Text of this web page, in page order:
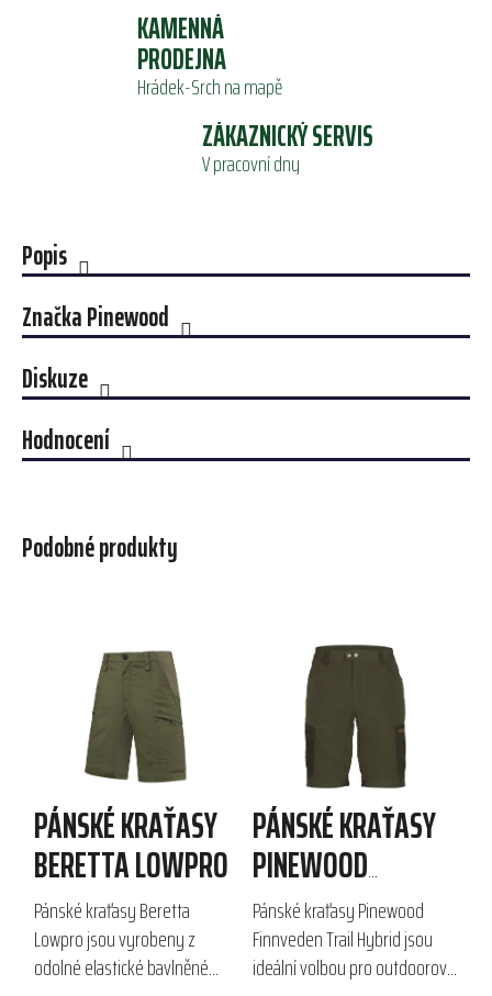
KAMENNÁ
PRODEJNA
Hrádek-Srch na mapě
ZÁKAZNICKÝ SERVIS
V pracovní dny
Popis
ZnačkaPinewood
Diskuze
Hodnocení
Podobné produkty
PÁNSKÉ KRAŤASY
BERETTA LOWPRO
Pánské kraťasy Beretta
Lowpro jsou vyrobeny z
odolné elastické bavlněné
PÁNSKÉ KRAŤASY
PINEWOOD
FINNVEDEN TRAIL
HYBRID
Pánské kraťasy Pinewood
Finnveden Trail Hybrid jsou
ideální volbou pro outdoorové